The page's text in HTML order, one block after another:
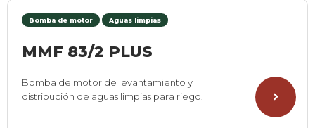
Bomba de motor Aguas limpias
MMF 83/2 PLUS
Bomba de motor de levantamiento y
distribución de aguas limpias para riego.